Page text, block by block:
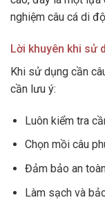
nghiệm câu cá di
Lời khuyên khi sử
Khi sử dụng cần
cần lưu ý:
Luôn kiểm tra
Chọn mồi câu
Đảm bảo an
Làm sạch và